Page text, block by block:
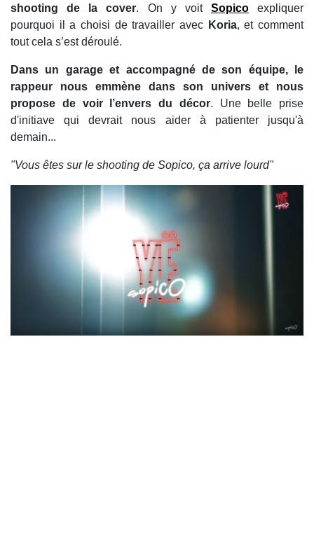
shooting de la cover. On y voit Sopicoexpliquer
pourquoi il a choisi de travailler avec Koria, et comment
tout cela s’est déroulé.
Dans un garage et accompagné de son équipe, le
rappeur nous emmène dans son univers et nous
propose de voir l’envers du décor. Une belle prise
d'initiave qui devrait nous aider à patienter jusqu'à
demain...
"Vous êtes sur le shooting de Sopico, ça arrive lourd"